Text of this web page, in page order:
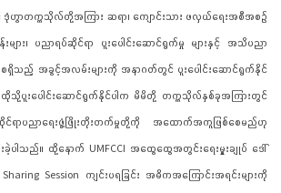
ဒုံဟွာတက္ကသိုလ်တို့အကြား ဆရာ၊ ကျောင်းသား ဖလှယ်ရေးအစီအစဉ်
များ၊ ပညာရပ်ဆိုင်ရာ ပူးပေါင်းဆောင်ရွက်မှု များနှင့် အသိပညာ
အစရှိသည့် အခွင့်အလမ်းများကို အနာဂတ်တွင် ပူးပေါင်းဆောင်ရွက်နိုင်
သို့ပူးပေါင်းဆောင်ရွက်နိုင်ပါက မိမိတို့ တက္ကသိုလ်နှစ်ခုအကြားတွင်
ရာပညာရေးဖွံ့ဖြိုးတိုးတက်မှုတို့ကို အထောက်အကူဖြစ်စေမည်ဟု
းခဲ့ပါသည်။ ထို့နောက် UMFCCI အထွေထွေအတွင်းရေးမှူးချုပ် ဒေါ်
Session ကျင်းပရခြင်း အဓိကအကြောင်းအရင်းများကို